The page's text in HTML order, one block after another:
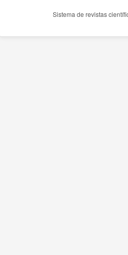
Sistema de revistas